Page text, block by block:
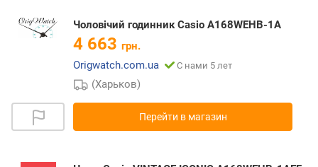
Чоловічий годинник Casio A168WEHB-1A
4 663 грн.
Origwatch.com.ua
С нами 5 лет
(Харьков)
Перейти в магазин